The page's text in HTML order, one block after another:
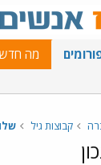
מה חדש
קבוצות גיל